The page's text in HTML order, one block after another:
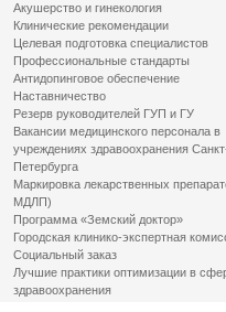
Акушерство и гинекология
Клинические рекомендации
Целевая подготовка специалистов
Профессиональные стандарты
Антидопинговое обеспечение
Наставничество
Резерв руководителей ГУП и ГУ
Вакансии медицинского персонала в
учреждениях здравоохранения
Петербурга
Маркировка лекарственных
МДЛП)
Программа «Земский доктор»
Городская клинико-экспертная
Социальный заказ
Лучшие практики оптимизации в
здравоохранения